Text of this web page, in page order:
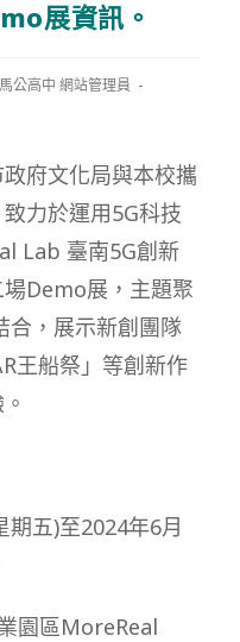
展資訊。
馬公高中 網站管理員
府文化局與本校攜
力於運用5G科技
Lab 臺南5G創新
Demo展，主題聚
合，展示新創團隊
王船祭」等創新作
五)至2024年6月
園區MoreReal